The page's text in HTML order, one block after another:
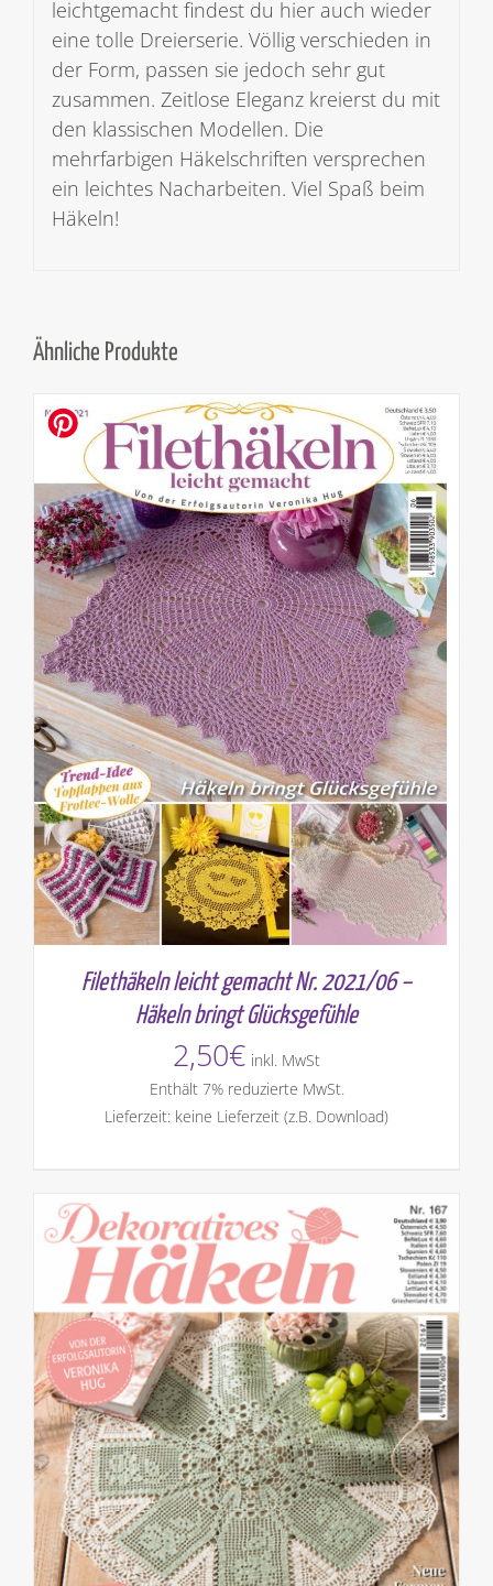
leichtgemacht findest du hier auch wieder
eine tolle Dreierserie. Völlig verschieden in
der Form, passen sie jedoch sehr gut
zusammen. Zeitlose Eleganz kreierst du mit
den klassischen Modellen. Die
mehrfarbigen Häkelschriften versprechen
ein leichtes Nacharbeiten. Viel Spaß beim
Häkeln!
Ähnliche Produkte
Filethäkeln leicht gemacht Nr. 2021/06 –
Häkeln bringt Glücksgefühle
2,50€ inkl. MwSt
Enthält 7% reduzierte MwSt.
Lieferzeit: keine Lieferzeit (z.B. Download)